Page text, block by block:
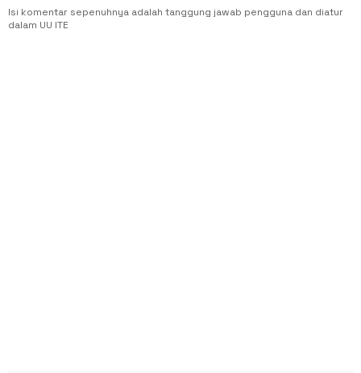
Isi komentar sepenuhnya adalah tanggung jawab pengguna dan diatur
dalam UU ITE